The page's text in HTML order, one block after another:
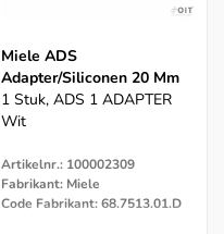
Miele ADS
Adapter/Siliconen 20 Mm
1 Stuk, ADS 1 ADAPTER
Wit
Artikelnr.: 100002309
Fabrikant: Miele
Code Fabrikant: 68.7513.01.D